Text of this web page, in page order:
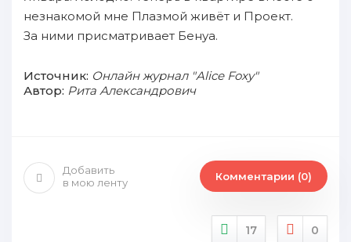
незнакомой мне Плазмой живёт и Проект.
За ними присматривает Бенуа.
Источник: Онлайн журнал "Alice Foxy"
Автор: Рита Александрович
Добавить
в мою ленту
Комментарии (0)
17 0